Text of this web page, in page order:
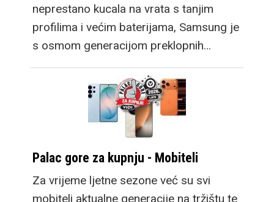
neprestano kucala na vrata s tanjim
profilima i većim baterijama, Samsung je
s osmom generacijom preklopnih…
Palac gore za kupnju - Mobiteli
Za vrijeme ljetne sezone već su svi
mobiteli aktualne generacije na tržištu te